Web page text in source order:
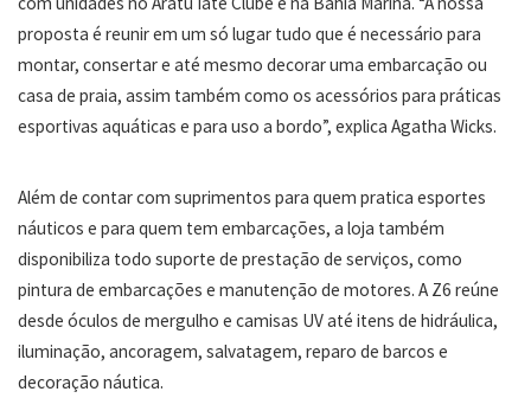
proposta é reunir em um só lugar tudo que é necessário para
montar, consertar e até mesmo decorar uma embarcação ou
casa de praia, assim também como os acessórios para práticas
esportivas aquáticas e para uso a bordo”, explica Agatha Wicks.
Além de contar com suprimentos para quem pratica esportes
náuticos e para quem tem embarcações, a loja também
disponibiliza todo suporte de prestação de serviços, como
pintura de embarcações e manutenção de motores. A Z6 reúne
desde óculos de mergulho e camisas UV até itens de hidráulica,
iluminação, ancoragem, salvatagem, reparo de barcos e
decoração náutica.